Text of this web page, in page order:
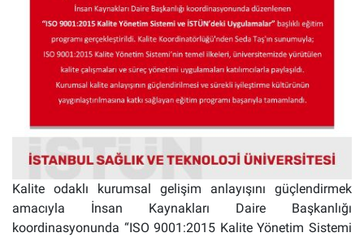
Kalite odaklı kurumsal gelişim anlayışını güçlendirmek
amacıyla İnsan Kaynakları Daire Başkanlığı
koordinasyonunda “ISO 9001:2015 Kalite Yönetim Sistemi